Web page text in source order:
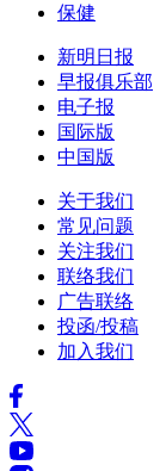
保健
新明日报
早报俱乐部
电子报
国际版
中国版
关于我们
常见问题
关注我们
联络我们
广告联络
投函/投稿
加入我们